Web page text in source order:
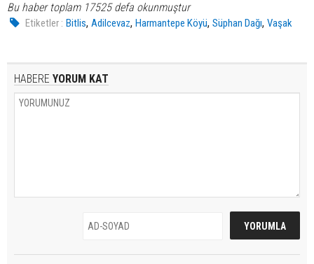
Bu haber toplam 17525 defa okunmuştur
Etiketler : Bitlis,Adilcevaz,Harmantepe Köyü,Süphan Dağı,Vaşak
HABERE YORUM KAT